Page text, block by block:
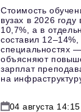
Стоимость
вузах в 2026
10,7%, а в
составил
специальностях
объясняют
зарплат
на
04 августа 14:15